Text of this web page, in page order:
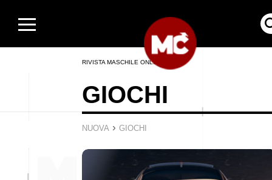
RIVISTA MASCHILE ONLINE
GIOCHI
NUOVA › GIOCHI